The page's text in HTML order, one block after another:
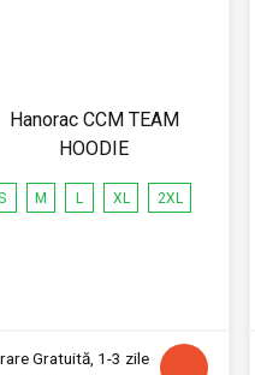
Hanorac CCM TEAM
HOODIE
M L XL 2XL
Gratuită, 1-3 zile